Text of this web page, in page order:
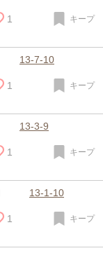
1 キープ
13-7-10
1 キープ
13-3-9
1 キープ
13-1-10
1 キープ